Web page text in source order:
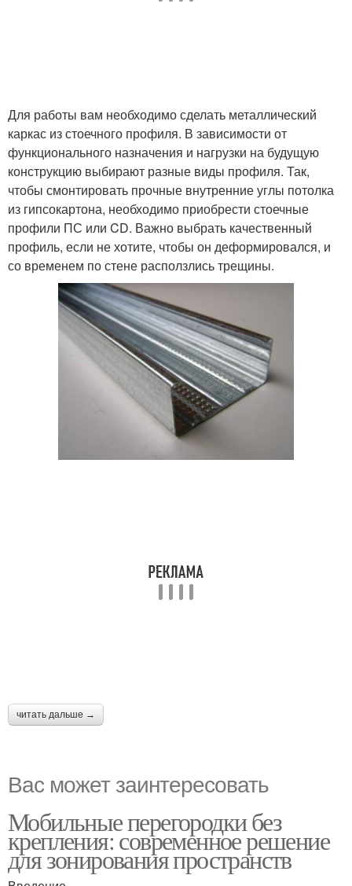
Для работы вам необходимо сделать металлический
каркас из стоечного профиля. В зависимости от
функционального назначения и нагрузки на будущую
конструкцию выбирают разные виды профиля. Так,
чтобы смонтировать прочные внутренние углы потолка
из гипсокартона, необходимо приобрести стоечные
профили ПС или CD. Важно выбрать качественный
профиль, если не хотите, чтобы он деформировался, и
со временем по стене расползлись трещины.
читать дальше →
Вас может заинтересовать
Мобильные перегородки без
крепления: современное решение
для зонирования пространств